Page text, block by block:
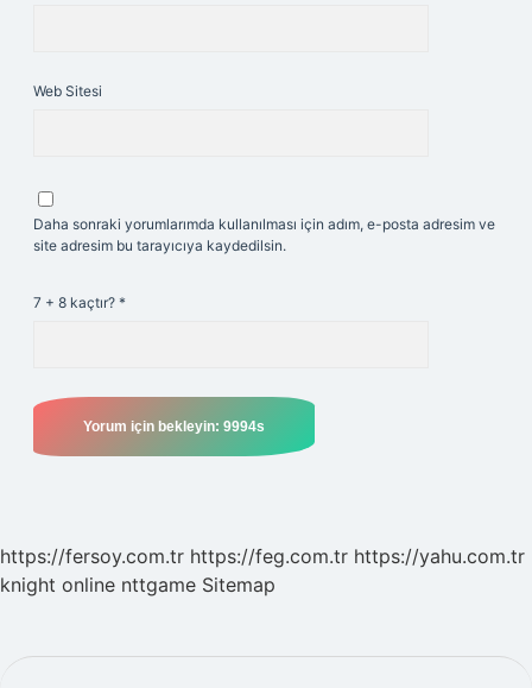
Web Sitesi
Daha sonraki yorumlarımda kullanılması için adım, e-posta adresim ve
site adresim bu tarayıcıya kaydedilsin.
7 + 8 kaçtır? *
https://fersoy.com.tr https://feg.com.tr https://yahu.com.tr
knight online nttgame Sitemap